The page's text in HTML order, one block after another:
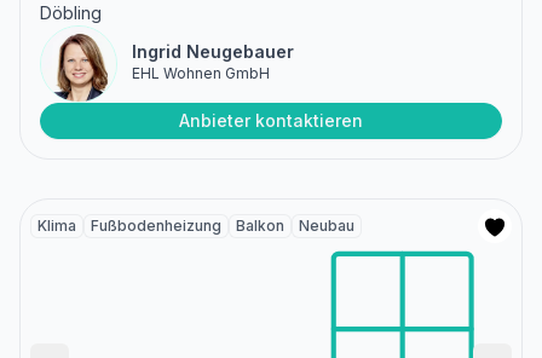
Döbling
Ingrid Neugebauer
EHL Wohnen GmbH
Anbieter kontaktieren
Klima Fußbodenheizung Balkon Neubau